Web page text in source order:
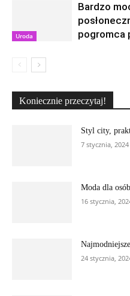
Uroda
Bardzo
pogromca
Koniecznie przeczytaj!
Styl city,
7 stycznia, 2024
Moda dla
16 stycznia,
24 stycznia,